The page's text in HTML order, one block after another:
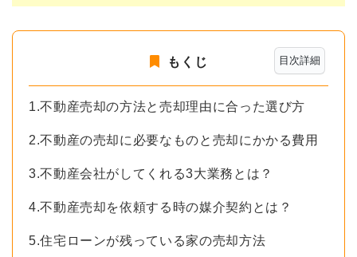
目次詳細
もくじ
1.不動産売却の方法と売却理由に合った選び方
2.不動産の売却に必要なものと売却にかかる費用
3.不動産会社がしてくれる3大業務とは？
4.不動産売却を依頼する時の媒介契約とは？
5.住宅ローンが残っている家の売却方法